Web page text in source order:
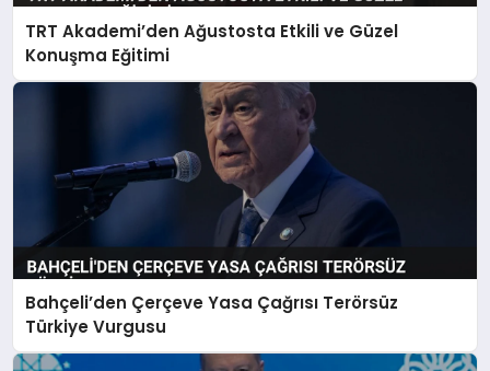
TRT Akademi’den Ağustosta Etkili ve Güzel
Konuşma Eğitimi
Bahçeli’den Çerçeve Yasa Çağrısı Terörsüz
Türkiye Vurgusu